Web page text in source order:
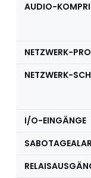
AUDIO-
NETZWERK-
NETZWERK-
I/O-EINGÄNGE